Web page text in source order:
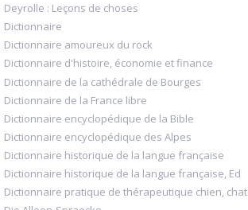
Deyrolle : Leçons de choses
Dictionnaire
Dictionnaire amoureux du rock
Dictionnaire d'histoire, économie et finance
Dictionnaire de la cathédrale de Bourges
Dictionnaire de la France libre
Dictionnaire encyclopédique de la Bible
Dictionnaire encyclopédique des Alpes
Dictionnaire historique de la langue française
Dictionnaire historique de la langue française, Ed
Dictionnaire pratique de thérapeutique chien, chat